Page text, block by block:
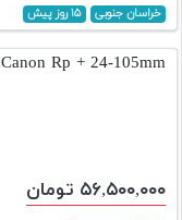
خراسان جنوبی ۱۵ روز پیش
Canon Rp + 24-105mm
۵۶,۵۰۰,۰۰۰ تومان